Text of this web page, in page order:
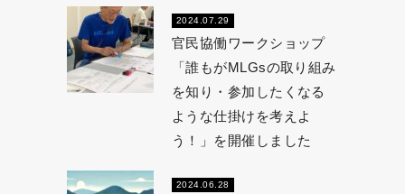
2024.07.29
官民協働ワークショップ
「誰もがMLGsの取り組み
を知り・参加したくなる
ような仕掛けを考えよ
う！」を開催しました
2024.06.28